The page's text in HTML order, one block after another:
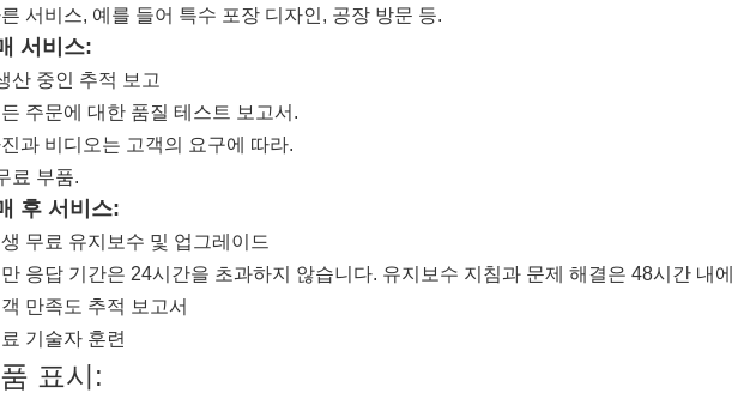
서비스, 예를 들어 특수 포장 디자인, 공장 방문 등.
서비스:
산 중인 추적 보고
주문에 대한 품질 테스트 보고서.
과 비디오는 고객의 요구에 따라.
료 부품.
후 서비스:
무료 유지보수 및 업그레이드
응답 기간은 24시간을 초과하지 않습니다. 유지보수 지침과 문제 해결은 48시간 내
만족도 추적 보고서
기술자 훈련
표시: